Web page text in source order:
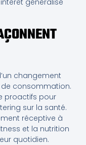
généralisé
changement
consommation.
proactifs pour
sur la santé.
réceptive à
et la nutrition
quotidien.